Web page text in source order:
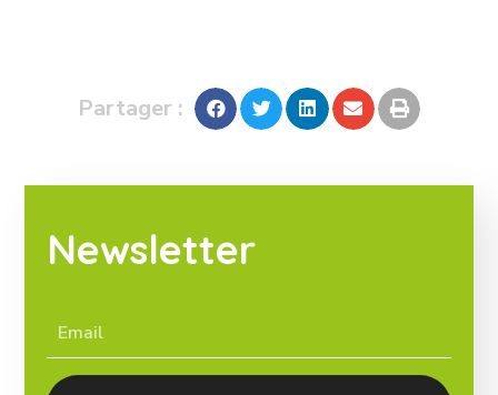
Partager :
Newsletter